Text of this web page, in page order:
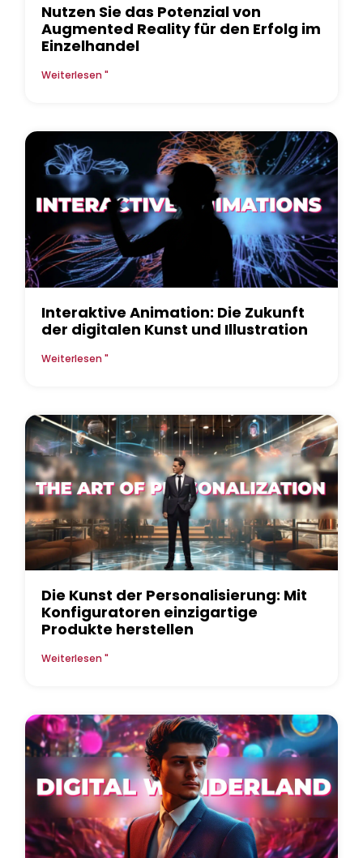
Nutzen Sie das Potenzial von
Augmented Reality für den Erfolg im
Einzelhandel
Weiterlesen "
Interaktive Animation: Die Zukunft
der digitalen Kunst und Illustration
Weiterlesen "
Die Kunst der Personalisierung: Mit
Konfiguratoren einzigartige
Produkte herstellen
Weiterlesen "